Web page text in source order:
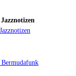
Bermudafunk